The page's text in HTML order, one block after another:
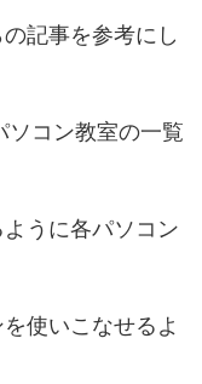
記事を参考にし
ソコン教室の一覧
うに各パソコン
使いこなせるよ